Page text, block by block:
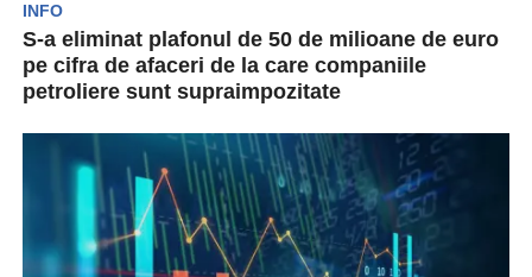
INFO
S-a eliminat plafonul de 50 de milioane de euro
pe cifra de afaceri de la care companiile
petroliere sunt supraimpozitate
decizional eliminarea plafonului de 50 de
milioane de...